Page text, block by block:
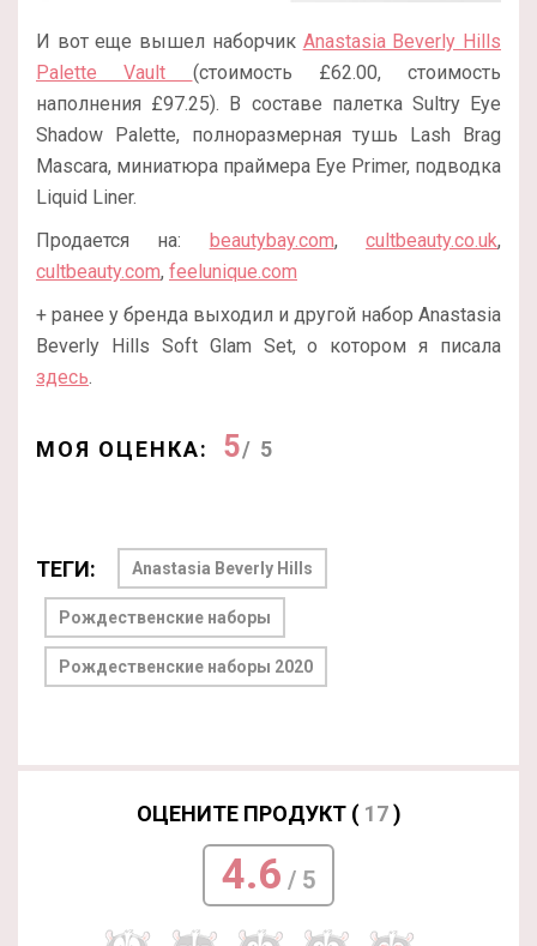
И вот еще вышел наборчик Anastasia Beverly Hills
Palette Vault (стоимость £62.00, стоимость
наполнения £97.25). В составе палетка Sultry Eye
Shadow Palette, полноразмерная тушь Lash Brag
Mascara, миниатюра праймера Eye Primer, подводка
Liquid Liner.
Продается на: beautybay.com,cultbeauty.co.uk,
cultbeauty.com, feelunique.com
+ ранее у бренда выходил и другой набор Anastasia
Beverly Hills Soft Glam Set, о котором я писала
здесь.
МОЯ ОЦЕНКА: 5/ 5
ТЕГИ: Anastasia Beverly Hills
Рождественские наборы
Рождественские наборы 2020
ОЦЕНИТЕ ПРОДУКТ ( 17)
4.6 / 5